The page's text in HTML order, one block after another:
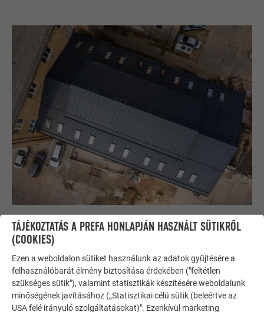
Baricza Krisztián ácsmester, tetőfedő vállalkozó. Az eredeti
szakmai végzettsége ács-állványozó, majd mestervizsgát
tett, valamint tetőfedő képesítést is szerzett. Huszonnyolc
éve dolgozik vállalkozóként a tetőépítő szakmában.
Tizennégy évvel ezelőtt egészítette ki tevékenységét a
TÁJÉKOZTATÁS A PREFA HONLAPJÁN HASZNÁLT SÜTIKRŐL
(COOKIES)
Ezen a weboldalon sütiket használunk az adatok gyűjtésére a
felhasználóbarát élmény biztosítása érdekében ("feltétlen
szükséges sütik"), valamint statisztikák készítésére weboldalunk
minőségének javításához („Statisztikai célú sütik (beleértve az
USA felé irányuló szolgáltatásokat)". Ezenkívül marketing